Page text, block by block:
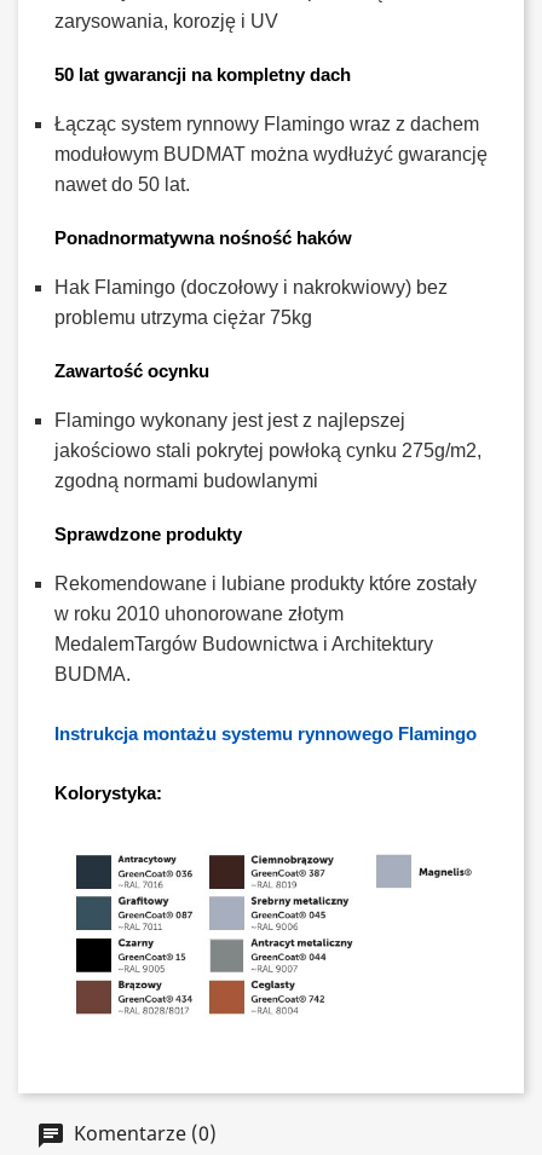
zarysowania, korozję i UV
50 lat gwarancji na kompletny dach
Łącząc system rynnowy Flamingo wraz z dachem
modułowym BUDMAT można wydłużyć gwarancję
nawet do 50 lat.
Ponadnormatywna nośność haków
Hak Flamingo (doczołowy i nakrokwiowy) bez
problemu utrzyma ciężar 75kg
Zawartość ocynku
Flamingo wykonany jest jest z najlepszej
jakościowo stali pokrytej powłoką cynku 275g/m2,
zgodną normami budowlanymi
Sprawdzone produkty
Rekomendowane i lubiane produkty które zostały
w roku 2010 uhonorowane złotym
MedalemTargów Budownictwa i Architektury
BUDMA.
Instrukcja montażu systemu rynnowego Flamingo
Kolorystyka:
Komentarze (0)